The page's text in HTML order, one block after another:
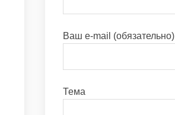
Ваш e-mail (обязательно)
Тема